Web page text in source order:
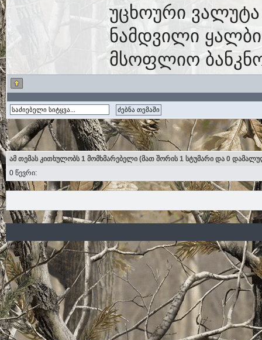
უცხოური ვალუტა
ნამდვილი
მსოფლიო
ამ თემას კითხულობს 1 მომხმარებელი (მათ შორის 1 სტუმარი და 0
0 წევრი: